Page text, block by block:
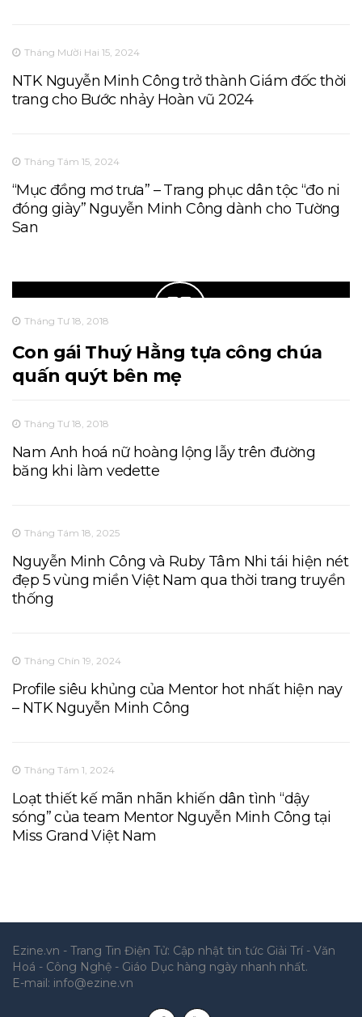
Tháng Mười Hai 15, 2024
NTK Nguyễn Minh Công trở thành Giám đốc thời
trang cho Bước nhảy Hoàn vũ 2024
Tháng Tám 15, 2024
“Mục đồng mơ trưa” – Trang phục dân tộc “đo ni
đóng giày” Nguyễn Minh Công dành cho Tường
San
Tháng Tư 18, 2018
Con gái Thuý Hằng tựa công chúa
quấn quýt bên mẹ
Tháng Tư 18, 2018
Nam Anh hoá nữ hoàng lộng lẫy trên đường
băng khi làm vedette
Tháng Tám 18, 2025
Nguyễn Minh Công và Ruby Tâm Nhi tái hiện nét
đẹp 5 vùng miền Việt Nam qua thời trang truyền
thống
Tháng Chín 19, 2024
Profile siêu khủng của Mentor hot nhất hiện nay
– NTK Nguyễn Minh Công
Tháng Tám 1, 2024
Loạt thiết kế mãn nhãn khiến dân tình “dậy
sóng” của team Mentor Nguyễn Minh Công tại
Miss Grand Việt Nam
Ezine.vn - Trang Tin Điện Tử: Cập nhật tin tức Giải Trí - Văn
Hoá - Công Nghệ - Giáo Dục hàng ngày nhanh nhất.
E-mail: info@ezine.vn